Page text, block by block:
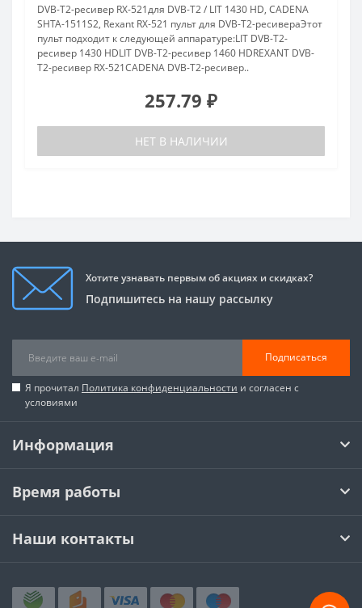
DVB-T2-ресивер RX-521для DVB-T2 / LIT 1430 HD, CADENA
SHTA-1511S2, Rexant RX-521 пульт для DVB-T2-ресивераЭтот
пульт подходит к следующей аппаратуре:LIT DVB-T2-
ресивер 1430 HDLIT DVB-T2-ресивер 1460 HDREXANT DVB-
T2-ресивер RX-521CADENA DVB-T2-ресивер..
257.79 ₽
НЕТ В НАЛИЧИИ
Хотите узнавать первым об акциях и скидках?
Подпишитесь на нашу рассылку
Подписаться
Я прочитал Политика конфиденциальности и согласен с
условиями
Информация
Время работы
Наши контакты